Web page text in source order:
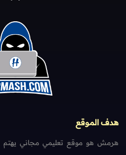
هدف الموقع
هرمش هو موقع تعليمي مجاني يهتم